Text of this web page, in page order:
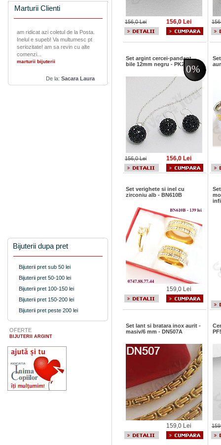
Marturii Clienti
am ridicat azi coletul de la Posta.
Inelul e supeb! Va multumesc pt
seriozitate! am sa revin cu alte
comenzi...
marturii bijuterii
De la: Sacara Laura
Bijuterii dupa pret
Bijuterii pret sub 50 lei
Bijuterii pret 50-100 lei
Bijuterii pret 100-150 lei
Bijuterii pret 150-200 lei
Bijuterii pret peste 200 lei
OFERTE
BIJUTERII ARGINT
156,0 Lei 156,0 Lei
Set argint cercei-pandant
bile 12mm negru - PK20800%
156,0 Lei 156,0 Lei
Set verighete si inel cu
zirconiu alb - BN610B
159,0 Lei
Set lant si bratara inox aurit -
masiv/6 mm - DN507A
159,0 Lei